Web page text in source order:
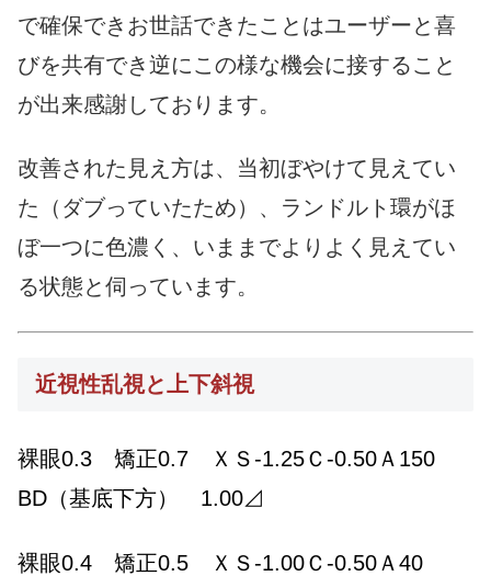
で確保できお世話できたことはユーザーと喜
びを共有でき逆にこの様な機会に接すること
が出来感謝しております。
改善された見え方は、当初ぼやけて見えてい
た（ダブっていたため）、ランドルト環がほ
ぼ一つに色濃く、いままでよりよく見えてい
る状態と伺っています。
近視性乱視と上下斜視
裸眼0.3 矯正0.7 ＸＳ-1.25Ｃ-0.50Ａ150
BD（基底下方） 1.00⊿
裸眼0.4 矯正0.5 ＸＳ-1.00Ｃ-0.50Ａ40